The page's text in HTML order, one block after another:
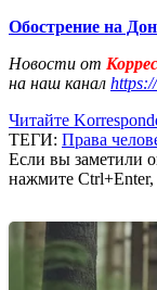
Обострение на
Новости от
на наш канал
Читайте
ТЕГИ: Права
Если вы заметили
нажмите